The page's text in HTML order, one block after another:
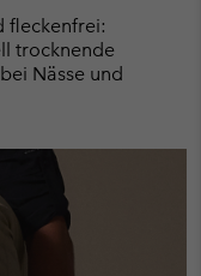
fleckenfrei:
trocknende
Nässe und